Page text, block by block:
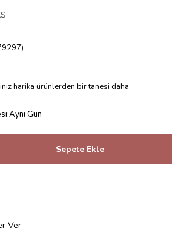
harika ürünlerden bir tanesi daha
:Aynı Gün
Ver